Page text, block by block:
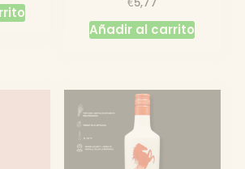
Añadir al carrito